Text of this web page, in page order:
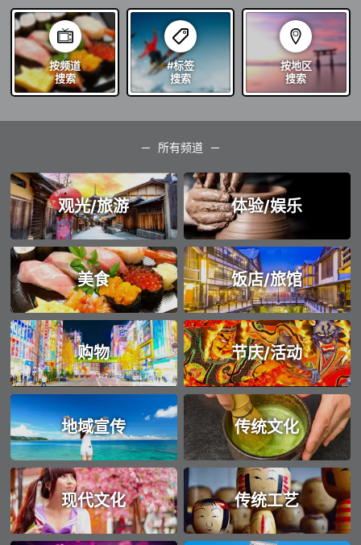
按频道
搜索
#标签
搜索
按地区
搜索
所有频道
观光/旅游 体验/娱乐
美食 饭店/旅馆
购物 节庆/活动
地域宣传 传统文化
现代文化 传统工艺